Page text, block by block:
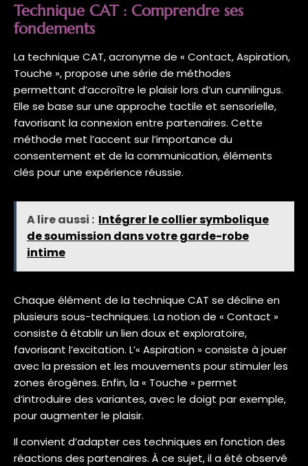
Technique CAT : Comprendre ses
fondements
La technique CAT, acronyme de « Contact, Aspiration,
Touche », propose une série de méthodes
permettant d’accroître le plaisir lors d’un cunnilingus.
Elle se base sur une approche tactile et sensorielle,
favorisant la connexion entre partenaires. Cette
méthode met l’accent sur l’importance du
consentement et de la communication, éléments
clés pour une expérience réussie.
A lire aussi : Intégrer le collier symbolique
de soumission dans votre garde-robe
intime
Chaque élément de la technique CAT se décline en
plusieurs sous-techniques. La notion de « Contact »
consiste à établir un lien doux et exploratoire,
favorisant l’excitation. L’« Aspiration » consiste à jouer
avec la pression et les mouvements pour stimuler les
zones érogènes. Enfin, la « Touche » permet
d’introduire des variantes, avec le doigt par exemple,
pour augmenter le plaisir.
Il convient d’adapter ces techniques en fonction des
réactions des partenaires. À ce sujet, il a été observé